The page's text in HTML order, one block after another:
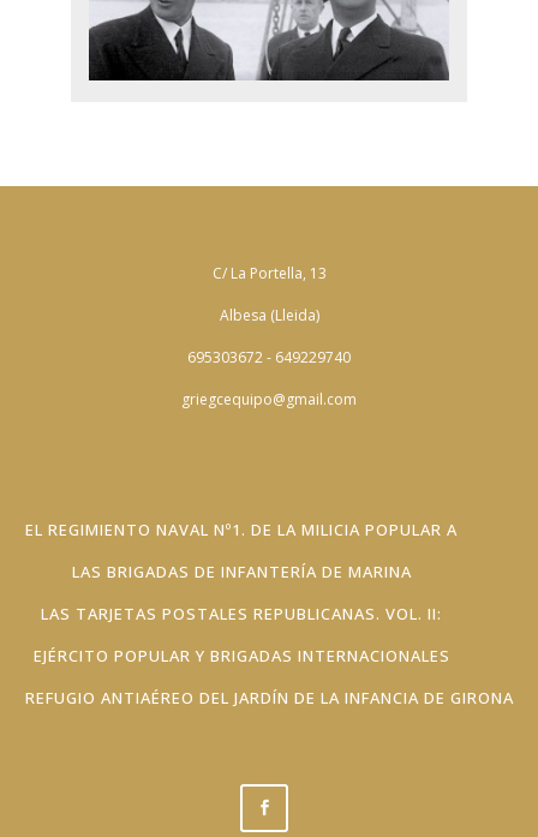
C/ La Portella, 13
Albesa (Lleida)
695303672 - 649229740
griegcequipo@gmail.com
EL REGIMIENTO NAVAL Nº1. DE LA MILICIA POPULAR A
LAS BRIGADAS DE INFANTERÍA DE MARINA
LAS TARJETAS POSTALES REPUBLICANAS. VOL. II:
EJÉRCITO POPULAR Y BRIGADAS INTERNACIONALES
REFUGIO ANTIAÉREO DEL JARDÍN DE LA INFANCIA DE GIRONA